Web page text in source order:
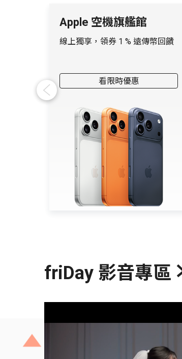
Previous
Apple 空機旗艦館
線上獨享，領券 1 % 遠傳幣回饋
看限時優惠
friDay 影音專區